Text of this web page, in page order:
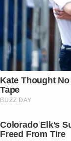
Kate Thought
Tape
BUZZ DAY
Colorado Elk's
Freed From Tire